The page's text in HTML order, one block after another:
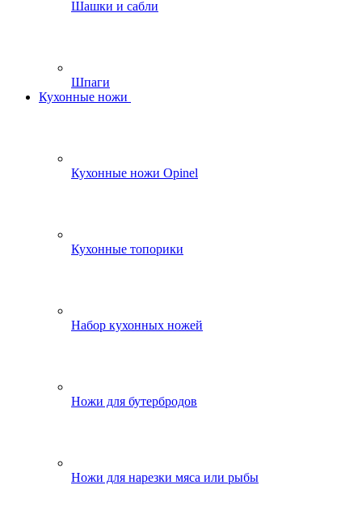
Шашки и сабли
Шпаги
Кухонные ножи
Кухонные ножи Opinel
Кухонные топорики
Набор кухонных ножей
Ножи для бутербродов
Ножи для нарезки мяса или рыбы